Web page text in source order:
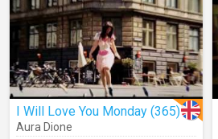
I Will Love You Monday (365)
Aura Dione